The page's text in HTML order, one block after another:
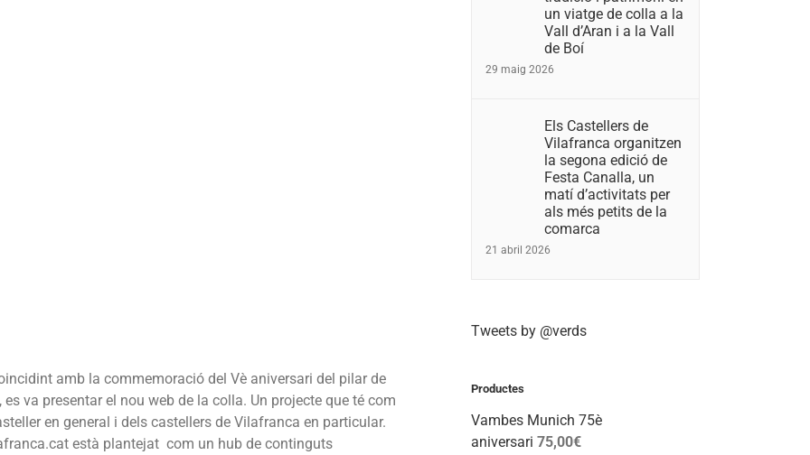
amb la commemoració del Vè aniversari del pilar de
va presentar el nou web de la colla. Un projecte que té com
en general i dels castellers de Vilafranca en particular.
està plantejat com un hub de continguts
un viatge de colla a la
Vall d’Aran i a la Vall
de Boí
29 maig 2026
Els Castellers de
Vilafranca organitzen
la segona edició de
Festa Canalla, un
matí d’activitats per
als més petits de la
comarca
21 abril 2026
Tweets by @verds
Productes
Vambes Munich 75è
aniversari 75,00€